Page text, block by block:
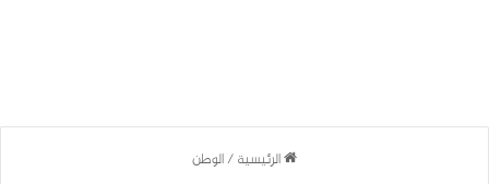
الرئيسية/الوطن